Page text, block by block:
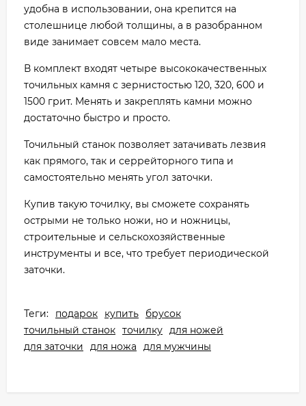
удобна в использовании, она крепится на
столешнице любой толщины, а в разобранном
виде занимает совсем мало места.
В комплект входят четыре высококачественных
точильных камня с зернистостью 120, 320, 600 и
1500 грит. Менять и закреплять камни можно
достаточно быстро и просто.
Точильный станок позволяет затачивать лезвия
как прямого, так и серрейторного типа и
самостоятельно менять угол заточки.
Купив такую точилку, вы сможете сохранять
острыми не только ножи, но и ножницы,
строительные и сельскохозяйственные
инструменты и все, что требует периодической
заточки.
Теги: подарок купить
брусок
точильный станок точилку для ножей
для заточки
для ножа для мужчины